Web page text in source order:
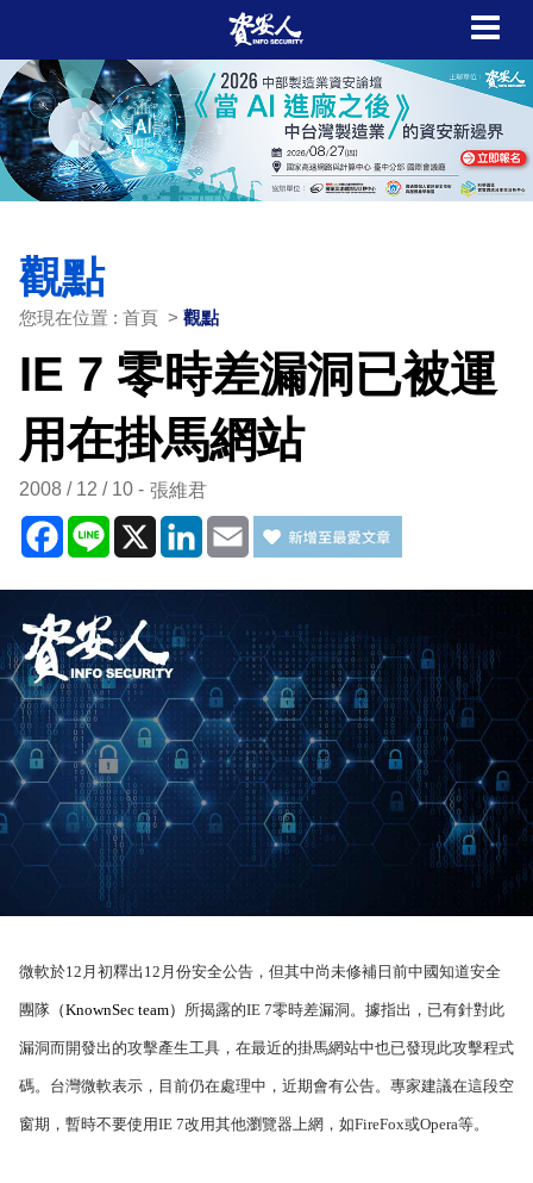
觀點
您現在位置 : 首頁 > 觀點
IE 7 零時差漏洞已被運
用在掛馬網站
2008 / 12 / 10 張維君
Facebook
Line X LinkedIn
Email
微軟於12 月初釋出 12 月份安全公告，但其中尚未修補日前中國知道安全
團隊（KnownSec team） 所揭露的IE 7零時差漏洞。據指出，已有針對此
漏洞而開發出的攻擊產生工具，在最近的掛馬網站中也已發現此攻擊程式
碼。台灣微軟表示，目前仍在處理中，近期會有公告。專家建議在這段空
窗期，暫時不要使用IE 7改用其他瀏覽器上網，如FireFox或Opera等。